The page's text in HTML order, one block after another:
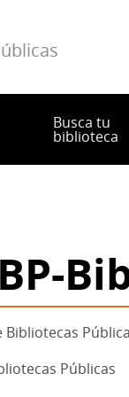
Busca tu
biblioteca
Bibliotecas
Públicas